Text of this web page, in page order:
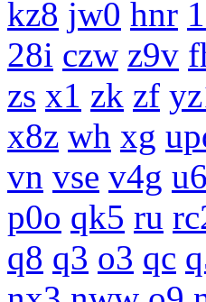
kz8 jw0 hnr
28i czw z9v
zs x1 zk zf
x8z wh xg
vn vse v4g u6
p0o qk5 ru
q8 q3 o3 qc